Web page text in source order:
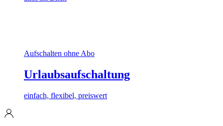
Aufschalten ohne Abo
Urlaubsaufschaltung
einfach, flexibel, preiswert